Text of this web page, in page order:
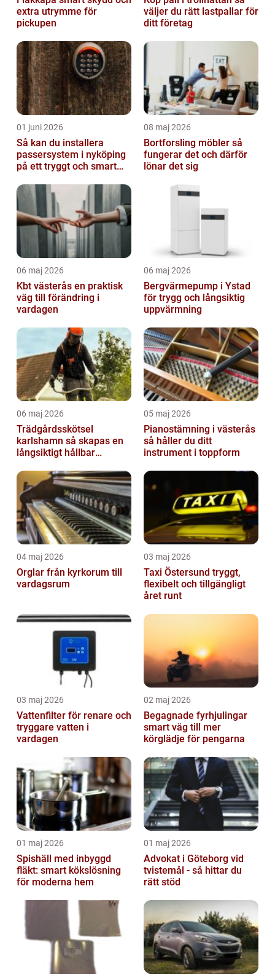
extra utrymme för
pickupen
väljer du rätt lastpallar för
ditt företag
01 juni 2026
Så kan du installera
passersystem i nyköping
på ett tryggt och smart
08 maj 2026
Bortforsling möbler så
fungerar det och därför
lönar det sig
06 maj 2026
Kbt västerås en praktisk
väg till förändring i
vardagen
06 maj 2026
Bergvärmepump i Ystad
för trygg och långsiktig
uppvärmning
06 maj 2026
Trädgårdsskötsel
karlshamn så skapas en
långsiktigt hållbar
05 maj 2026
Pianostämning i västerås
så håller du ditt
instrument i toppform
04 maj 2026
Orglar från kyrkorum till
vardagsrum
03 maj 2026
Taxi Östersund tryggt,
flexibelt och tillgängligt
året runt
03 maj 2026
Vattenfilter för renare och
tryggare vatten i
vardagen
02 maj 2026
Begagnade fyrhjulingar
smart väg till mer
körglädje för pengarna
01 maj 2026
Spishäll med inbyggd
fläkt: smart kökslösning
för moderna hem
01 maj 2026
Advokat i Göteborg vid
tvistemål - så hittar du
rätt stöd